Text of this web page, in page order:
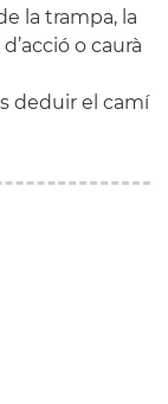
la trampa, la
o caurà
deduir el camí